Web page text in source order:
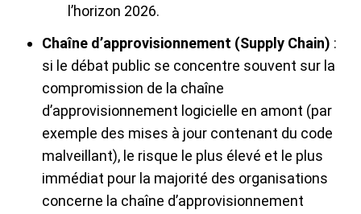
l’horizon 2026.
Chaîne d’approvisionnement (Supply Chain) :
si le débat public se concentre souvent sur la
compromission de la chaîne
d’approvisionnement logicielle en amont (par
exemple des mises à jour contenant du code
malveillant), le risque le plus élevé et le plus
immédiat pour la majorité des organisations
concerne la chaîne d’approvisionnement